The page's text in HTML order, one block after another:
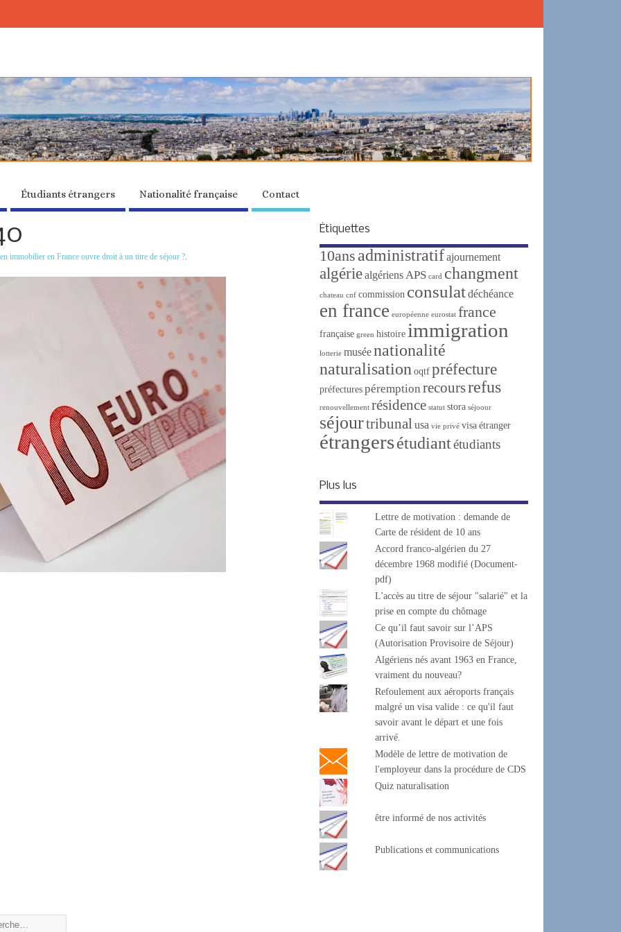
Étudiants étrangers Nationalité française Contact
immobilier en France ouvre droit à un titre de séjour ?
Étiquettes
10ans administratif ajournement
algérie algériens APS card changment
chateau cnf commission consulat déchéance
en france européenne eurostat france
française green histoire immigration
lotterie musée nationalité
naturalisation oqtf préfecture
préfectures péremption recoursrefus
renouvellement résidence statut stora séjoour
séjourtribunal usa vie privé visa étranger
étrangersétudiantétudiants
Plus lus
Lettre de motivation : demande de
Carte de résident de 10 ans
Accord franco-algérien du 27
décembre 1968 modifié (Document-
pdf)
L'accès au titre de séjour "salarié" et la
prise en compte du chômage
Ce qu’il faut savoir sur l’APS
(Autorisation Provisoire de Séjour)
Algériens nés avant 1963 en France,
vraiment du nouveau?
Refoulement aux aéroports français
malgré un visa valide : ce qu'il faut
savoir avant le départ et une fois
arrivé.
Modèle de lettre de motivation de
l'employeur dans la procédure de CDS
Quiz naturalisation
être informé de nos activités
Publications et communications